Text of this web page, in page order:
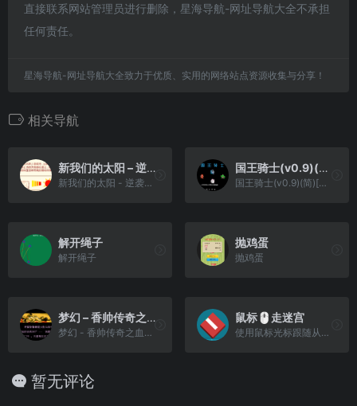
直接联系网站管理员进行删除，星海导航-网址导航大全不承担
任何责任。
星海导航-网址导航大全致力于优质、实用的网络站点资源收集与分享！
相关导航
新我们的太阳 – 逆袭的萨巴塔[TGB&逆转Ace & 太阳少年爱好者汉化组](v20160622)(简)(JP)(128Mb)(移除光补丁)
新我们的太阳 - 逆袭的萨巴塔[TGB&逆转Ace & 太阳少年爱好者汉化组](v20160622)(简)(JP)(128Mb)(移除光补丁)
国王骑士(v0.9)(简)[高伟](JP)[STG](0.5Mb)
国王骑士(v0.9)(简)[高伟](JP)[STG](0.5Mb)
解开绳子
解开绳子
抛鸡蛋
抛鸡蛋
梦幻 – 香帅传奇之血海飘零(简)[恒格电子](CN)[RPG](4Mb)
梦幻 - 香帅传奇之血海飘零(简)[恒格电子](CN)[RPG](4Mb)
鼠标🖱走迷宫
使用鼠标光标跟随从绿色标记到末尾的线（共5关）
暂无评论